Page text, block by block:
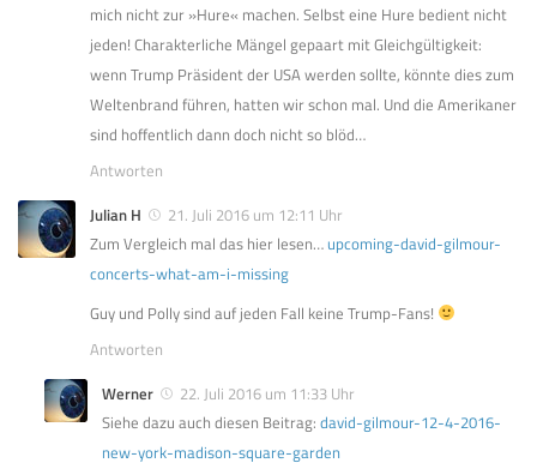
mich nicht zur »Hure« machen. Selbst eine Hure bedient nicht
jeden! Charakterliche Mängel gepaart mit Gleichgültigkeit:
wenn Trump Präsident der USA werden sollte, könnte dies zum
Weltenbrand führen, hatten wir schon mal. Und die Amerikaner
sind hoffentlich dann doch nicht so blöd…
Antworten
Julian H
21. Juli 2016 um 12:11 Uhr
Zum Vergleich mal das hier lesen…upcoming-david-gilmour-
concerts-what-am-i-missing
Guy und Polly sind auf jeden Fall keine Trump-Fans!
Antworten
Werner
22. Juli 2016 um 11:33 Uhr
Siehe dazu auch diesen Beitrag: david-gilmour-12-4-2016-
new-york-madison-square-garden